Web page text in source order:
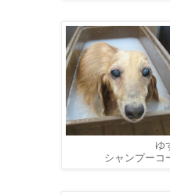
ゆ
シャンプーコ